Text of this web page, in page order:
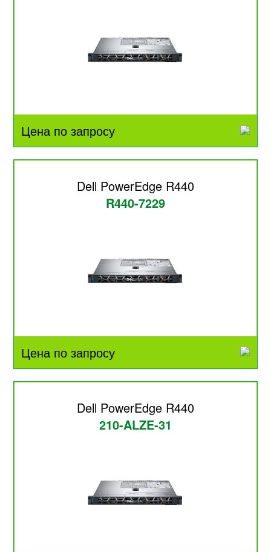
Цена по запросу
Dell PowerEdge R440
R440-7229
Цена по запросу
Dell PowerEdge R440
210-ALZE-31